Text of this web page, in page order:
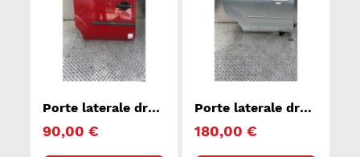
Porte laterale droit
90,00 €
Porte laterale droit
180,00 €